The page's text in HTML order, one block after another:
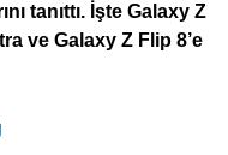
tanıttı. İşte Galaxy Z
ve Galaxy Z Flip 8’e